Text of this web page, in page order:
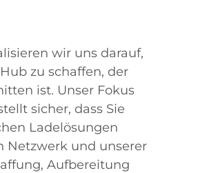
wir uns darauf,
zu schaffen, der
ist. Unser Fokus
sicher, dass Sie
Ladelösungen
Netzwerk und unserer
Aufbereitung